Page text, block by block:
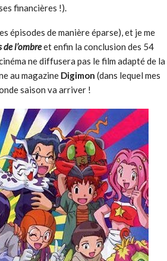
financières !).
épisodes de manière éparse), et je me
l’ombreet enfin la conclusion des 54
ne diffusera pas le film adapté de la
au magazine Digimon (dans lequel mes
saison va arriver !